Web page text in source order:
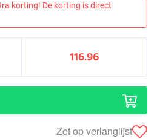
korting! De korting is direct
116.96
Zet op verlanglijst